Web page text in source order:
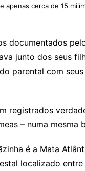
apenas cerca de 15
documentados
junto dos seus
parental com
registrados
– numa mesma
é a Mata
localizado entre